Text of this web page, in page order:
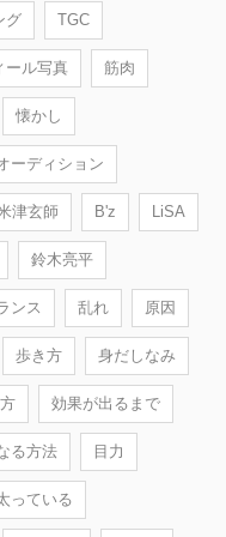
グ TGC
ール写真 筋肉
懐かし
ーディション
津玄師 B'z LiSA
鈴木亮平
ンス 乱れ 原因
歩き方 身だしなみ
効果が出るまで
る方法 目力
っている